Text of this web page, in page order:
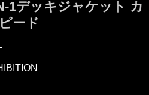
1デッキジャケット カ
ード